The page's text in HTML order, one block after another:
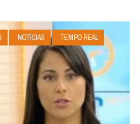
NOTÍCIAS TEMPO REAL